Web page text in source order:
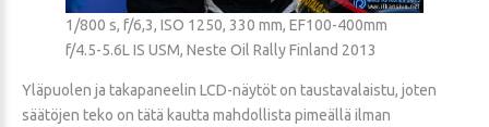
1/800 s, f/6,3, ISO 1250, 330 mm, EF100-400mm
f/4.5-5.6L IS USM, Neste Oil Rally Finland 2013
Yläpuolen ja takapaneelin LCD-näytöt on taustavalaistu, joten
säätöjen teko on tätä kautta mahdollista pimeällä ilman